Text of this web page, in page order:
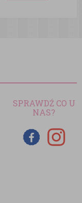
SPRAWDŹ CO U
NAS?